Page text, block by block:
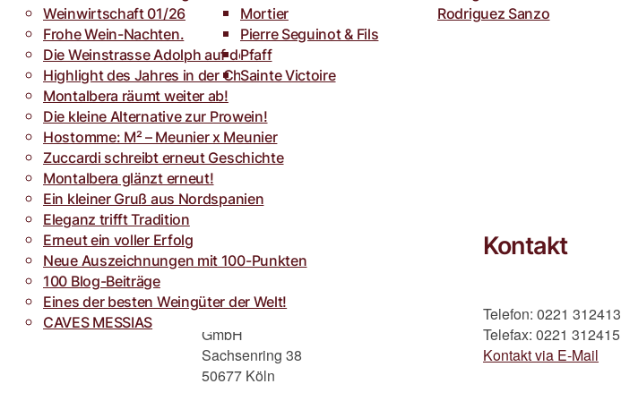
Weinwirtschaft 01/26
Frohe Wein-Nachten.
Die Weinstrasse Adolph auf der weinFACH
Highlight des Jahres in der Champagne.
Montalbera räumt weiter ab!
Die kleine Alternative zur Prowein!
Hostomme: M² – Meunier x Meunier
Zuccardi schreibt erneut Geschichte
Montalbera glänzt erneut!
Ein kleiner Gruß aus Nordspanien
Eleganz trifft Tradition
Erneut ein voller Erfolg
Neue Auszeichnungen mit 100-Punkten
100 Blog-Beiträge
Eines der besten Weingüter der Welt!
CAVES MESSIAS
Saumur
Toro
Rodriguez Sanzo
Rocca dei Forti
Villa Armellina
Mortier
Pierre Seguinot & Fils
Pfaff
Sainte Victoire
Weinstrasse Adolph
GmbH
Sachsenring 38
50677 Köln
Kontakt
Telefon: 0221 312413
Telefax: 0221 312415
Kontakt via E-Mail